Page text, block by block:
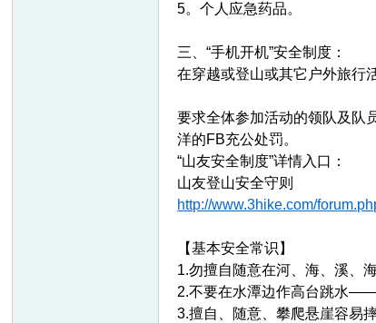
5。个人应急药品。
三、“手机开机”安全制度：
在穿越或登山或其它户外旅行
要求全体参加活动的领队及队
洋的FB充公处罚。
“山友安全制度”详情入口：
山友登山安全守则
http://www.3hike.com/
【基本安全常识】
1.勿擅自随意在河、海、溪、
2.不要在水潭边作高台跳水
3.擅自、随意、攀爬悬崖容